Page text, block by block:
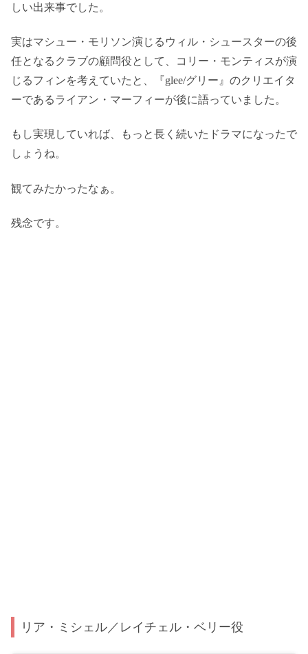
しい出来事でした。
実はマシュー・モリソン演じるウィル・シュースターの後
任となるクラブの顧問役として、コリー・モンティスが演
じるフィンを考えていたと、『glee/グリー』のクリエイタ
ーであるライアン・マーフィーが後に語っていました。
もし実現していれば、もっと長く続いたドラマになったで
しょうね。
観てみたかったなぁ。
残念です。
リア・ミシェル／レイチェル・ベリー役